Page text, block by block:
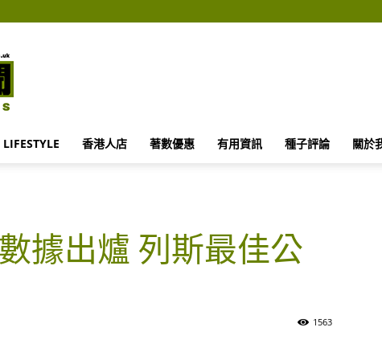
LIFESTYLE 香港人店 著數優惠 有用資訊 種子評論 關於
據出爐 列斯最佳公
1563